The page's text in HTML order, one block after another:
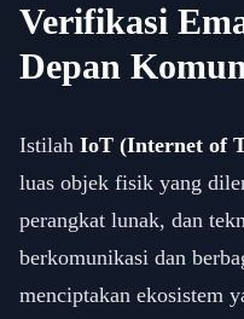
Verifikasi
Depan
Istilah IoT (Internet of
luas objek fisik yang
perangkat lunak, dan
berkomunikasi dan
menciptakan ekosistem